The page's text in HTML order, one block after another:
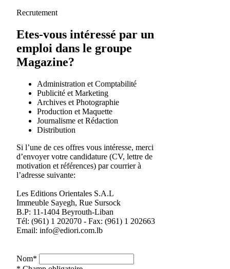
Recrutement
Etes-vous intéressé par un
emploi dans le groupe
Magazine?
Administration et Comptabilité
Publicité et Marketing
Archives et Photographie
Production et Maquette
Journalisme et Rédaction
Distribution
Si l’une de ces offres vous intéresse, merci
d’envoyer votre candidature (CV, lettre de
motivation et références) par courrier à
l’adresse suivante:
Les Editions Orientales S.A.L
Immeuble Sayegh, Rue Sursock
B.P: 11-1404 Beyrouth-Liban
Tél: (961) 1 202070 - Fax: (961) 1 202663
Email: info@ediori.com.lb
Nom*